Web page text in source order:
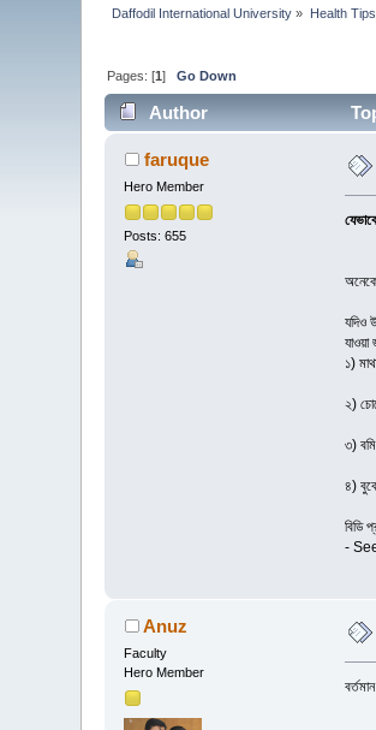
Daffodil International University » Health Tips
Pages: [1]Go Down
Author
faruque
Hero Member
Posts: 655
যদিও
১)
২)
৩)
৪)
বিডি
-
Anuz
Faculty
Hero Member